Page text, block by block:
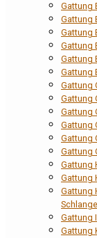
Gattung
Gattung
Gattung
Gattung
Gattung
Gattung
Gattung
Gattung
Gattung
Gattung
Gattung
Gattung
Gattung
Gattung
Gattung
Gattung
Gattung